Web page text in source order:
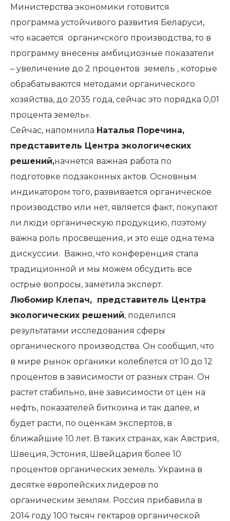
Министерства экономики готовится
программа устойчивого развития Беларуси,
что касается органичского производства, то в
программу внесены амбициозные показатели
– увеличение до 2 процентов земель , которые
обрабатываются методами органического
хозяйства, до 2035 года, сейчас это порядка 0,01
процента земель».
Сейчас, напомнила Наталья Поречина,
представитель Центра экологических
решений,начнется важная работа по
подготовке подзаконных актов. Основным
индикатором того, развивается органическое
производство или нет, является факт, покупают
ли люди органическую продукцию, поэтому
важна роль просвещения, и это еще одна тема
дискуссии. Важно, что конференция стала
традиционной и мы можем обсудить все
острые вопросы, заметила эксперт.
Любомир Клепач, представитель Центра
экологических решений, поделился
результатами исследования сферы
органического производства. Он сообщил, что
в мире рынок органики колеблется от 10 до 12
процентов в зависимости от разных стран. Он
растет стабильно, вне зависимости от цен на
нефть, показателей биткоина и так далее, и
будет расти, по оценкам экспертов, в
ближайшие 10 лет. В таких странах, как Австрия,
Швеция, Эстония, Швейцария более 10
процентов органических земель. Украина в
десятке европейских лидеров по
органическим землям. Россия прибавила в
2014 году 100 тысяч гектаров органической